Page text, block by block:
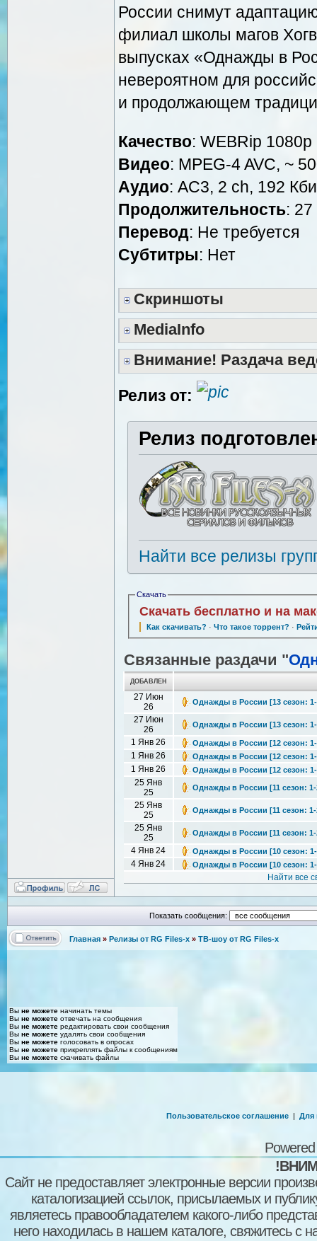
России снимут
филиал школы магов
выпусках «Однажды в
невероятном для
и продолжающем
Качество: WEBRip 1080p
Видео: MPEG-4 AVC, ~
Аудио: AC3, 2 ch, 192
Продолжительность:
Перевод: Не требуется
Cубтитры: Нет
Скриншоты
MediaInfo
Внимание! Раздача
Релиз от:
Релиз
Найти все релизы
Скачать
Скачать бесплатно и на
Как скачивать? · Что такое торрент? ·
Связанные раздачи "
ДОБАВЛЕН
27 Июн
26
Однажды в России [13 сезон:
27 Июн
26
Однажды в России [13 сезон:
1 Янв 26 Однажды в России [12 сезон:
1 Янв 26 Однажды в России [12 сезон:
1 Янв 26 Однажды в России [12 сезон:
25 Янв
25
Однажды в России [11 сезон: 1-
25 Янв
25
Однажды в России [11 сезон: 1-
25 Янв
25
Однажды в России [11 сезон: 1-
4 Янв 24 Однажды в России [10 сезон: 1-
4 Янв 24 Однажды в России [10 сезон:
Найти все
Показать сообщения:
Главная » Релизы от RG Files-x » ТВ-шоу от RG Files-x
Вы не можете начинать темы
Вы не можете отвечать на сообщения
Вы не можете редактировать свои сообщения
Вы не можете удалять свои сообщения
Вы не можете голосовать в опросах
Вы не можете прикреплять файлы к сообщениям
Вы не можете скачивать файлы
Пользовательское соглашение | Для
Сайт не предоставляет электронные версии
каталогизацией ссылок, присылаемых и
являетесь правообладателем какого-либо
него находилась в нашем каталоге, свяжитесь